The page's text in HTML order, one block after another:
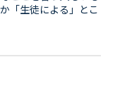
「生徒による」とこ